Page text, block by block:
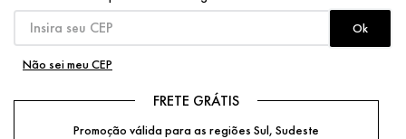
Não sei meu CEP
FRETE GRÁTIS
Promoção válida para as regiões Sul, Sudeste